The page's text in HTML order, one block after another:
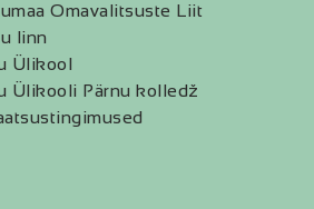
Omavalitsuste Liit
linn
Ülikool
Ülikooli Pärnu kolledž